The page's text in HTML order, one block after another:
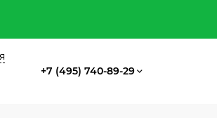
+7 (495) 740-89-29